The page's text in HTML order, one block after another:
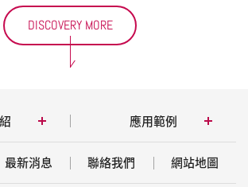
DISCOVERY MORE
應用範例
最新消息 聯絡我們 網站地圖